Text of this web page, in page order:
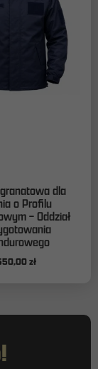
dla
o Profilu
– Oddział
zł